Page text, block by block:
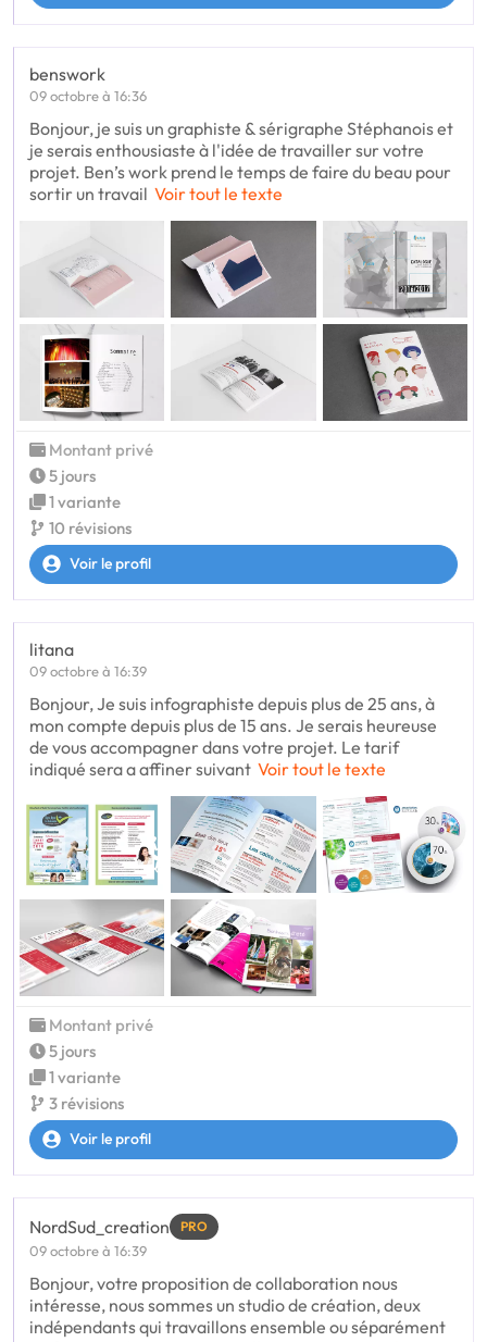
benswork
09 octobre à 16:36
Bonjour, je suis un graphiste & sérigraphe Stéphanois et
je serais enthousiaste à l'idée de travailler sur votre
projet. Ben’s work prend le temps de faire du beau pour
sortir un travail Voir tout le texte
Montant privé
5 jours
1 variante
10 révisions
Voir le profil
litana
09 octobre à 16:39
Bonjour, Je suis infographiste depuis plus de 25 ans, à
mon compte depuis plus de 15 ans. Je serais heureuse
de vous accompagner dans votre projet. Le tarif
indiqué sera a affiner suivant Voir tout le texte
Montant privé
5 jours
1 variante
3 révisions
Voir le profil
NordSud_creation PRO
09 octobre à 16:39
Bonjour, votre proposition de collaboration nous
intéresse, nous sommes un studio de création, deux
indépendants qui travaillons ensemble ou séparément